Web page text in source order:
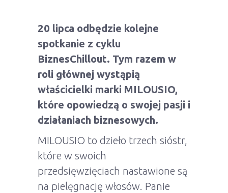
20 lipca odbędzie kolejne
spotkanie z cyklu
BiznesChillout. Tym razem w
roli głównej wystąpią
właścicielki marki MILOUSIO,
które opowiedzą o swojej pasji i
działaniach biznesowych.
MILOUSIO to dzieło trzech sióstr,
które w swoich
przedsięwzięciach nastawione są
na pielęgnację włosów. Panie